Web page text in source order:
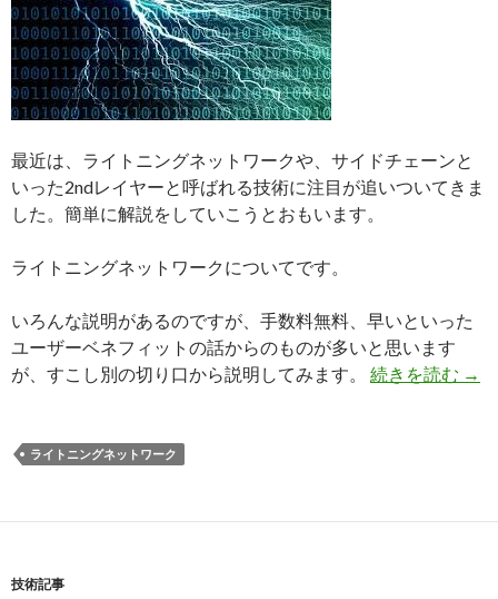
最近は、ライトニングネットワークや、サイドチェーンと
いった2ndレイヤーと呼ばれる技術に注目が追いついてきま
した。簡単に解説をしていこうとおもいます。
ライトニングネットワークについてです。
いろんな説明があるのですが、手数料無料、早いといった
ユーザーベネフィットの話からのものが多いと思います
が、すこし別の切り口から説明してみます。 続きを読む ラ
→
ライトニングネットワーク
技術記事